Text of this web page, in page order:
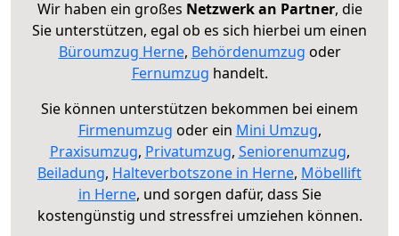
Wir haben ein großes Netzwerk an Partner, die
Sie unterstützen, egal ob es sich hierbei um einen
Büroumzug Herne, Behördenumzug oder
Fernumzug handelt.
Sie können unterstützen bekommen bei einem
Firmenumzug oder ein Mini Umzug,
Praxisumzug, Privatumzug, Seniorenumzug,
Beiladung, Halteverbotszone in Herne, Möbellift
in Herne, und sorgen dafür, dass Sie
kostengünstig und stressfrei umziehen können.